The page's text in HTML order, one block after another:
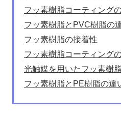
フッ素樹脂コーティング
フッ素樹脂とPVC樹脂の
フッ素樹脂の接着性
フッ素樹脂コーティング
光触媒を用いたフッ素樹
フッ素樹脂とPE樹脂の違